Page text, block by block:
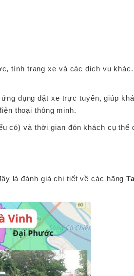
tình trạng xe và các dịch vụ
dụng đặt xe trực tuyến, giúp
thoại thông minh.
có) và thời gian đón khách cụ thể
là đánh giá chi tiết về các hãng